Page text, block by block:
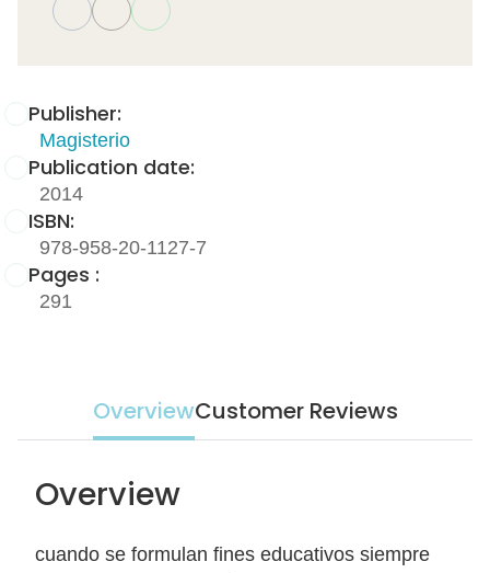
Publisher:
Magisterio
Publication date:
2014
ISBN:
978-958-20-1127-7
Pages :
291
OverviewCustomer Reviews
Overview
cuando se formulan fines educativos siempre